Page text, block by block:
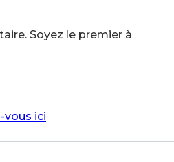
Soyez le premier à
vous ici